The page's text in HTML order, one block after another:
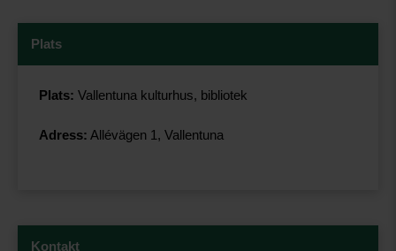
Plats
Plats: Vallentuna kulturhus, bibliotek
Adress: Allévägen 1, Vallentuna
Kontakt